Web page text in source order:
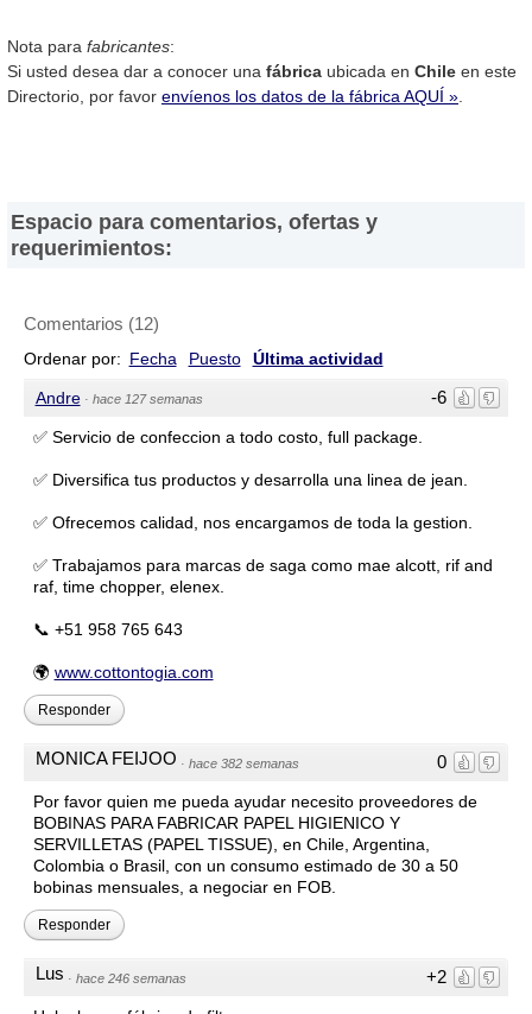
Nota para fabricantes:
Si usted desea dar a conocer una fábrica ubicada en Chile en este
Directorio, por favor envíenos los datos de la fábrica AQUÍ ».
Espacio para comentarios, ofertas y
requerimientos:
Comentarios (12)
Ordenar por: Fecha Puesto Última actividad
-6
Andre · hace 127 semanas
✅️ Servicio de confeccion a todo costo, full package.
✅️ Diversifica tus productos y desarrolla una linea de jean.
✅️ Ofrecemos calidad, nos encargamos de toda la gestion.
✅️ Trabajamos para marcas de saga como mae alcott, rif and
raf, time chopper, elenex.
📞 +51 958 765 643
🌍 www.cottontogia.com
Responder
0
MONICA FEIJOO · hace 382 semanas
Por favor quien me pueda ayudar necesito proveedores de
BOBINAS PARA FABRICAR PAPEL HIGIENICO Y
SERVILLETAS (PAPEL TISSUE), en Chile, Argentina,
Colombia o Brasil, con un consumo estimado de 30 a 50
bobinas mensuales, a negociar en FOB.
Responder
+2
Lus · hace 246 semanas